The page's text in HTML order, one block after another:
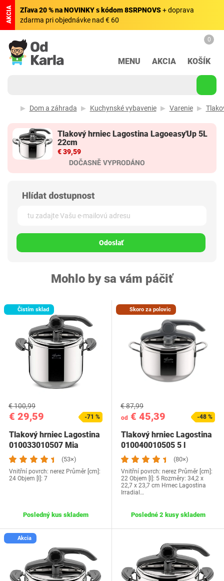
AKCIA Zľava 20 % na NOVINKY s kódom 8SRPNOVS+ doprava
zdarma pri objednávke nad € 60
MENU AKCIA
0
KOŠÍK
Dom a záhrada Kuchynské vybavenie Varenie
Tlakový hrniec Lagostina Lagoeasy'Up 5L
22cm
€ 39,59
Odoslať
Mohlo by sa vám páčiť
Čistím sklad
€ 29,59
€ 100,99
-71 %
Tlakový hrniec Lagostina
010033010507 Mia
(53×)
Vnitřní povrch: nerez Průměr [cm]:
24 Objem [l]: 7
Posledný kus skladem
Skoro za polovic
od € 45,39
€ 87,99
-48 %
Tlakový hrniec Lagostina
010040010505 5 l
(80×)
Vnitřní povrch: nerez Průměr [cm]:
22 Objem [l]: 5 Rozměry: 34,2 x
22,7 x 23,7 cm Hrnec Lagostina
Irradial…
Posledné 2 kusy skladem
Akcia